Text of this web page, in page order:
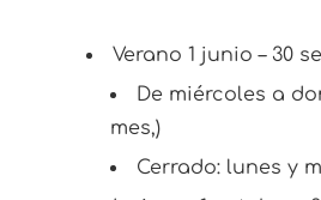
Verano 1 junio – 30
De miércoles a
mes,)
Cerrado: lunes y